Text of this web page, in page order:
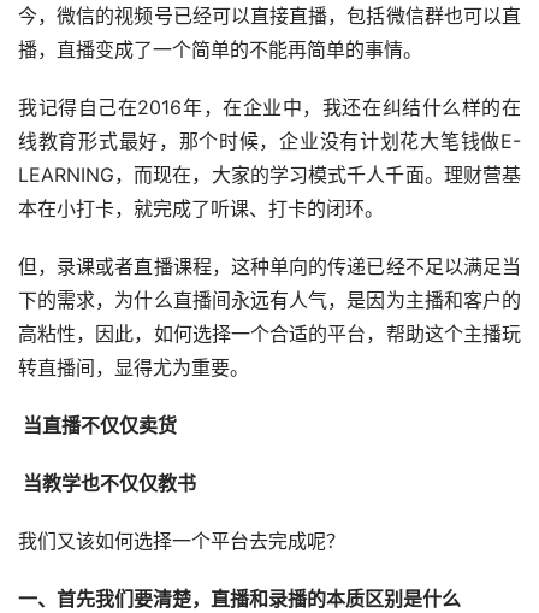
今，微信的视频号已经可以直接直播，包括微信群也可以直
播，直播变成了一个简单的不能再简单的事情。
我记得自己在2016年，在企业中，我还在纠结什么样的在
线教育形式最好，那个时候，企业没有计划花大笔钱做E-
LEARNING，而现在，大家的学习模式千人千面。理财营基
本在小打卡，就完成了听课、打卡的闭环。
但，录课或者直播课程，这种单向的传递已经不足以满足当
下的需求，为什么直播间永远有人气，是因为主播和客户的
高粘性，因此，如何选择一个合适的平台，帮助这个主播玩
转直播间，显得尤为重要。
当直播不仅仅卖货
当教学也不仅仅教书
我们又该如何选择一个平台去完成呢？
一、首先我们要清楚，直播和录播的本质区别是什么